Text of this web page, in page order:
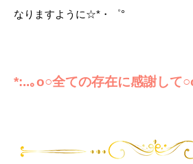
なりますように☆*・゜°
*:..｡o○全ての存在に感謝して